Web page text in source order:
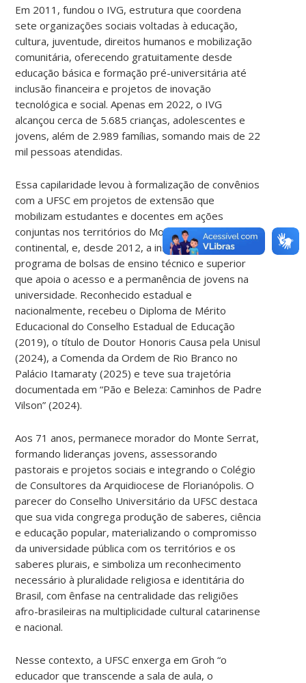
Em 2011, fundou o IVG, estrutura que coordena
sete organizações sociais voltadas à educação,
cultura, juventude, direitos humanos e mobilização
comunitária, oferecendo gratuitamente desde
educação básica e formação pré-universitária até
inclusão financeira e projetos de inovação
tecnológica e social. Apenas em 2022, o IVG
alcançou cerca de 5.685 crianças, adolescentes e
jovens, além de 2.989 famílias, somando mais de 22
mil pessoas atendidas.
Essa capilaridade levou à formalização de convênios
com a UFSC em projetos de extensão que
mobilizam estudantes e docentes em ações
conjuntas nos territórios do Morro da Cruz e região
continental, e, desde 2012, a instituição mantém um
programa de bolsas de ensino técnico e superior
que apoia o acesso e a permanência de jovens na
universidade. Reconhecido estadual e
nacionalmente, recebeu o Diploma de Mérito
Educacional do Conselho Estadual de Educação
(2019), o título de Doutor Honoris Causa pela Unisul
(2024), a Comenda da Ordem de Rio Branco no
Palácio Itamaraty (2025) e teve sua trajetória
documentada em “Pão e Beleza: Caminhos de Padre
Vilson” (2024).
Aos 71 anos, permanece morador do Monte Serrat,
formando lideranças jovens, assessorando
pastorais e projetos sociais e integrando o Colégio
de Consultores da Arquidiocese de Florianópolis. O
parecer do Conselho Universitário da UFSC destaca
que sua vida congrega produção de saberes, ciência
e educação popular, materializando o compromisso
da universidade pública com os territórios e os
saberes plurais, e simboliza um reconhecimento
necessário à pluralidade religiosa e identitária do
Brasil, com ênfase na centralidade das religiões
afro-brasileiras na multiplicidade cultural catarinense
e nacional.
Nesse contexto, a UFSC enxerga em Groh “o
educador que transcende a sala de aula, o